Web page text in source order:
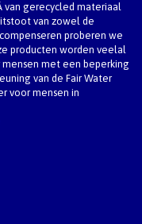
van gerecycled materiaal
van zowel de
proberen we
producten worden veelal
met een beperking
van de Fair Water
voor mensen in